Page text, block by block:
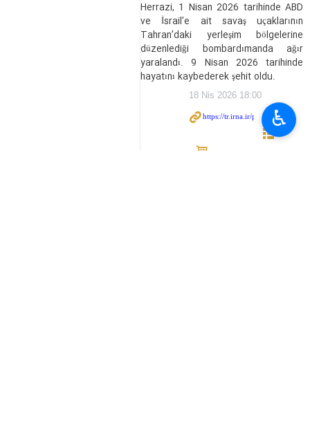
Herrazi, 1 Nisan 2026 tarihinde ABD
ve İsrail’e ait savaş uçaklarının
Tahran’daki yerleşim bölgelerine
düzenlediği bombardımanda ağır
yaralandı. 9 Nisan 2026 tarihinde
hayatını kaybederek şehit oldu.
18 Nis 2026 18:00
♿︎